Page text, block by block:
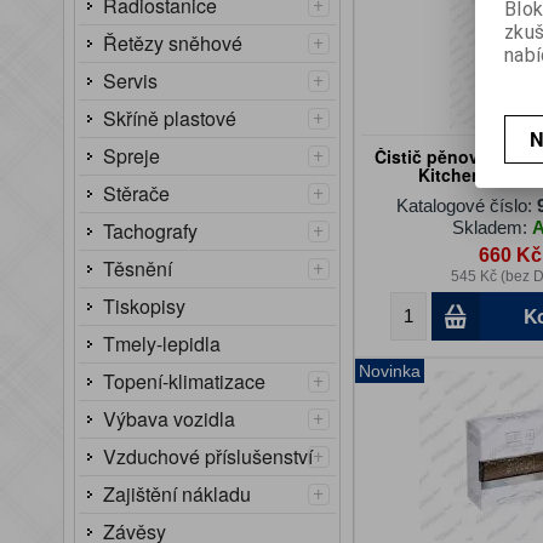
Řetězy sněhové
+
Servis
+
Skříně plastové
+
Spreje
+
Stěrače
+
Tachografy
+
Těsnění
+
Tiskopisy
Tmely-lepidla
Topení-klimatizace
+
Výbava vozidla
+
Vzduchové příslušenství+
Zajištění nákladu
+
Závěsy
Čistič pěnový
Kitchen 600ml
Katalogové číslo:
Skladem:
660 Kč
545 Kč (bez
Novinka